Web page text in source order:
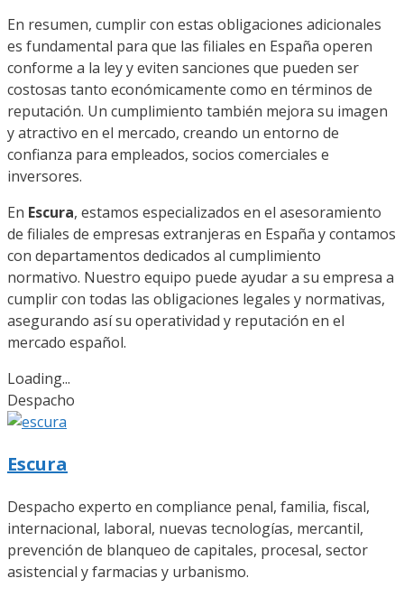
En resumen, cumplir con estas obligaciones adicionales
es fundamental para que las filiales en España operen
conforme a la ley y eviten sanciones que pueden ser
costosas tanto económicamente como en términos de
reputación. Un cumplimiento también mejora su imagen
y atractivo en el mercado, creando un entorno de
confianza para empleados, socios comerciales e
inversores.
En Escura, estamos especializados en el asesoramiento
de filiales de empresas extranjeras en España y contamos
con departamentos dedicados al cumplimiento
normativo. Nuestro equipo puede ayudar a su empresa a
cumplir con todas las obligaciones legales y normativas,
asegurando así su operatividad y reputación en el
mercado español.
Loading...
Despacho
Escura
Despacho experto en compliance penal, familia, fiscal,
internacional, laboral, nuevas tecnologías, mercantil,
prevención de blanqueo de capitales, procesal, sector
asistencial y farmacias y urbanismo.